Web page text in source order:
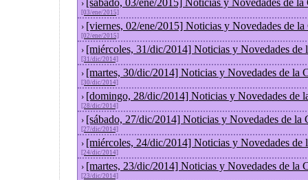
› [sábado, 03/ene/2015] Noticias y Novedades de la
[03/ene/2015]
› [viernes, 02/ene/2015] Noticias y Novedades de
[02/ene/2015]
› [miércoles, 31/dic/2014] Noticias y Novedades de
[31/dic/2014]
› [martes, 30/dic/2014] Noticias y Novedades de la
[30/dic/2014]
› [domingo, 28/dic/2014] Noticias y Novedades de
[28/dic/2014]
› [sábado, 27/dic/2014] Noticias y Novedades de la
[27/dic/2014]
› [miércoles, 24/dic/2014] Noticias y Novedades de
[24/dic/2014]
› [martes, 23/dic/2014] Noticias y Novedades de la
[23/dic/2014]